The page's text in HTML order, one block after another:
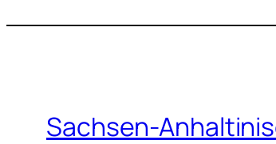
Sachsen-